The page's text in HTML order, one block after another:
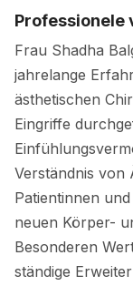
Professionele
Frau Shadha
jahrelange
ästhetischen
Eingriffe
Verständnis von
Patientinnen
neuen Körper-
Besonderen
ständige